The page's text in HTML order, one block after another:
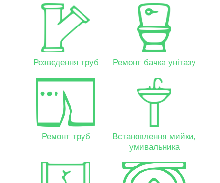
Розведення труб Ремонт бачка унітазу
Ремонт труб
Встановлення мийки,
умивальника